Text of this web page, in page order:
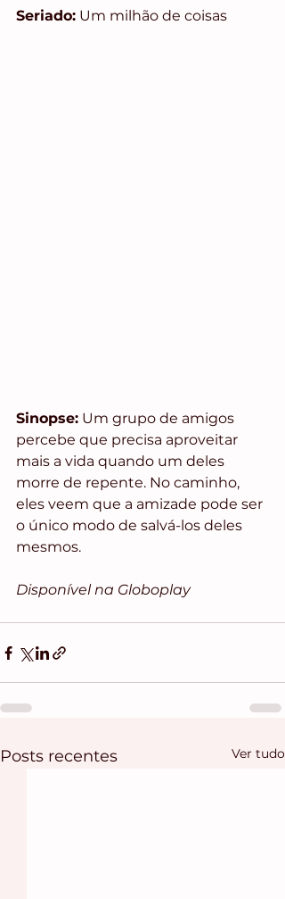
Seriado: Um milhão de coisas
Sinopse: Um grupo de amigos
percebe que precisa aproveitar
mais a vida quando um deles
morre de repente. No caminho,
eles veem que a amizade pode ser
o único modo de salvá-los deles
mesmos.
Disponível na Globoplay
Posts recentes Ver tudo